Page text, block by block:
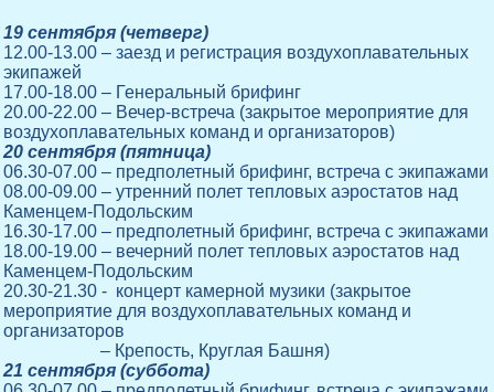
19 сентября (четверг)
12.00-13.00 – заезд и регистрация воздухоплавательных
экипажей
17.00-18.00 – Генеральный брифинг
20.00-22.00 – Вечер-встреча (закрытое мероприятие для
воздухоплавательных команд и организаторов)
20 сентября (пятница)
06.30-07.00 – предполетный брифинг, встреча с экипажами
08.00-09.00 – утренний полет тепловых аэростатов над
Каменцем-Подольским
16.30-17.00 – предполетный брифинг, встреча с экипажами
18.00-19.00 – вечерний полет тепловых аэростатов над
Каменцем-Подольским
20.30-21.30 - концерт камерной музики (закрытое
мероприятие для воздухоплавательных команд и
организаторов
– Крепость, Круглая Башня)
21 сентября (суббота)